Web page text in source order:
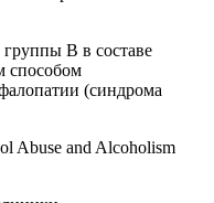
B в составе
способом
(синдрома
Abuse and Alcoholism